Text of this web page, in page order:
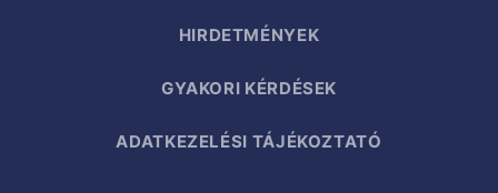
HIRDETMÉNYEK
GYAKORI KÉRDÉSEK
ADATKEZELÉSI TÁJÉKOZTATÓ